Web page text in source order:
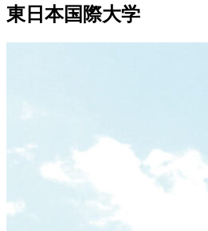
東日本国際大学